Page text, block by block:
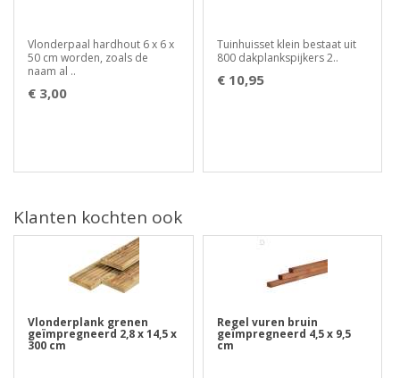
Vlonderpaal hardhout 6 x 6 x
50 cm worden, zoals de
naam al ..
€ 3,00
Tuinhuisset klein bestaat uit
800 dakplankspijkers 2..
€ 10,95
Klanten kochten ook
Vlonderplank grenen
geïmpregneerd 2,8 x 14,5 x
300 cm
Regel vuren bruin
geïmpregneerd 4,5 x 9,5
cm